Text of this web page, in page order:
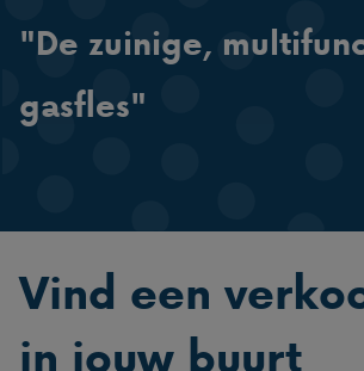
"De zuinige,
gasfles"
Vind een
in jouw buurt